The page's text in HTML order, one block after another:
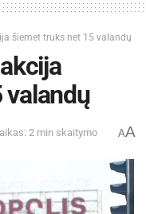
šiemet truks net 15 valandų
2 min skaitymo AA